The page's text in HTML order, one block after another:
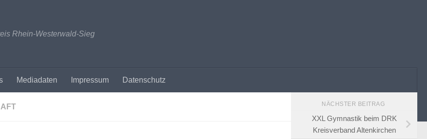
Rhein-Westerwald-Sieg
Mediadaten Impressum Datenschutz
NÄCHSTER BEITRAG
XXL Gymnastik beim DRK
Kreisverband Altenkirchen